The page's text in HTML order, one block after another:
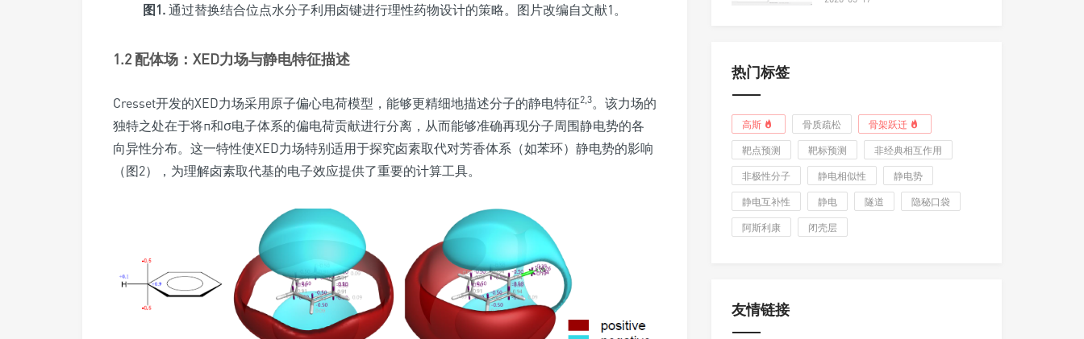
图1. 通过替换结合位点水分子利用卤键进行理性药物设计的策略。图片改编自文献1。
1.2 配体场：XED力场与静电特征描述
Cresset开发的XED力场采用原子偏心电荷模型，能够更精细地描述分子的静电特征2,3。该力场的
独特之处在于将π和σ电子体系的偏电荷贡献进行分离，从而能够准确再现分子周围静电势的各
向异性分布。这一特性使XED力场特别适用于探究卤素取代对芳香体系（如苯环）静电势的影响
（图2），为理解卤素取代基的电子效应提供了重要的计算工具。
热门标签
高斯 骨质疏松 骨架跃迁
靶点预测 靶标预测 非经典相互作用
非极性分子 静电相似性 静电势
静电互补性 静电 隧道 隐秘口袋
阿斯利康 闭壳层
友情链接